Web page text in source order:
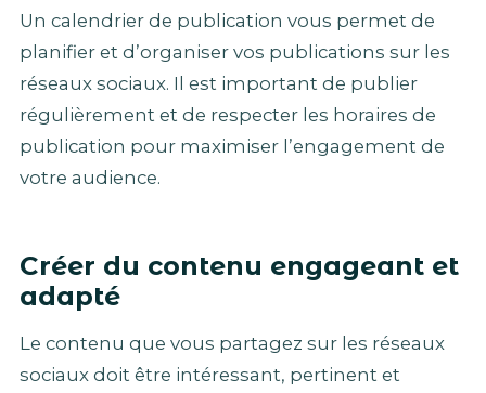
Un calendrier de publication vous permet de
planifier et d’organiser vos publications sur les
réseaux sociaux. Il est important de publier
régulièrement et de respecter les horaires de
publication pour maximiser l’engagement de
votre audience.
Créer du contenu engageant et
adapté
Le contenu que vous partagez sur les réseaux
sociaux doit être intéressant, pertinent et